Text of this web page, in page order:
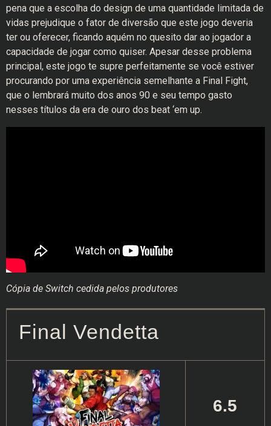
pena que a escolha do design de uma quantidade limitada de
vidas prejudique o fator de diversão que este jogo deveria
ter ou oferecer, ficando aquém no quesito dar ao jogador a
capacidade de jogar como quiser. Apesar desse problema
principal, este jogo te supre perfeitamente se você estiver
procurando por uma experiência semelhante a Final Fight,
que o lembrará muito dos anos 90 e seu tempo gasto
nesses títulos da era de ouro dos beat ‘em up.
Cópia de Switch cedida pelos produtores
Final Vendetta
6.5